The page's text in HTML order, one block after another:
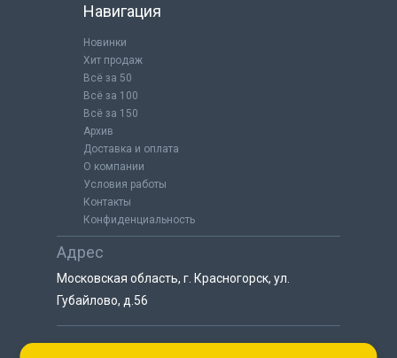
Навигация
Новинки
Хит продаж
Всё за 50
Всё за 100
Всё за 150
Архив
Доставка и оплата
О компании
Условия работы
Контакты
Конфиденциальность
Адрес
Московская область, г. Красногорск, ул.
Губайлово, д.56